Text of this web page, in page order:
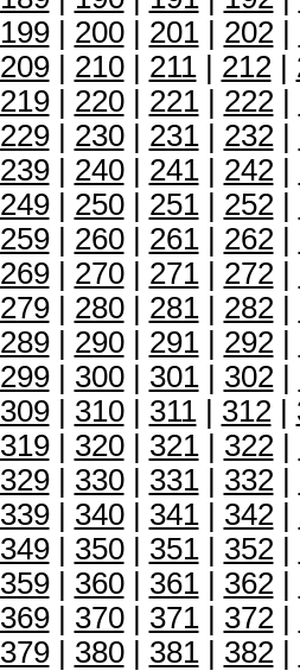
199| 200| 201| 202|
209| 210| 211| 212|
219| 220| 221| 222|
229| 230| 231| 232|
239| 240| 241| 242|
249| 250| 251| 252|
259| 260| 261| 262|
269| 270| 271| 272|
279| 280| 281| 282|
289| 290| 291| 292|
299| 300| 301| 302|
309| 310| 311| 312|
319| 320| 321| 322|
329| 330| 331| 332|
339| 340| 341| 342|
349| 350| 351| 352|
359| 360| 361| 362|
369| 370| 371| 372|
379| 380| 381| 382|